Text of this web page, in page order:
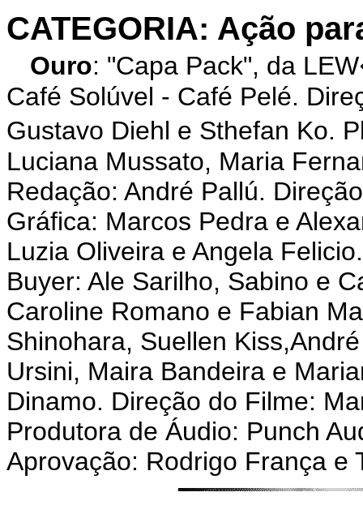
CATEGORIA: Ação
Ouro: "Capa Pack", da
Café Solúvel - Café Pelé.
Gustavo Diehl e Sthefan Ko.
Luciana Mussato, Maria
Redação: André Pallú.
Gráfica: Marcos Pedra e
Luzia Oliveira e Angela
Buyer: Ale Sarilho, Sabino e
Caroline Romano e Fabian
Shinohara, Suellen
Ursini, Maira Bandeira e
Dinamo. Direção do Filme:
Produtora de Áudio: Punch
Aprovação: Rodrigo França e